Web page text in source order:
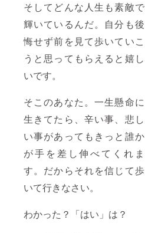
そしてどんな人生も素敵で
輝いているんだ。自分も後
悔せず前を見て歩いていこ
うと思ってもらえると嬉し
いです。
そこのあなた。一生懸命に
生きてたら、辛い事、悲し
い事があってもきっと誰か
が手を差し伸べてくれま
す。だからそれを信じて歩
いて行きなさい。
わかった？「はい」は？